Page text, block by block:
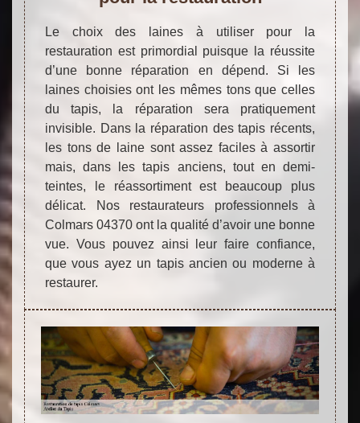
Le choix des laines à utiliser pour la
restauration est primordial puisque la réussite
d’une bonne réparation en dépend. Si les
laines choisies ont les mêmes tons que celles
du tapis, la réparation sera pratiquement
invisible. Dans la réparation des tapis récents,
les tons de laine sont assez faciles à assortir
mais, dans les tapis anciens, tout en demi-
teintes, le réassortiment est beaucoup plus
délicat. Nos restaurateurs professionnels à
Colmars 04370 ont la qualité d’avoir une bonne
vue. Vous pouvez ainsi leur faire confiance,
que vous ayez un tapis ancien ou moderne à
restaurer.